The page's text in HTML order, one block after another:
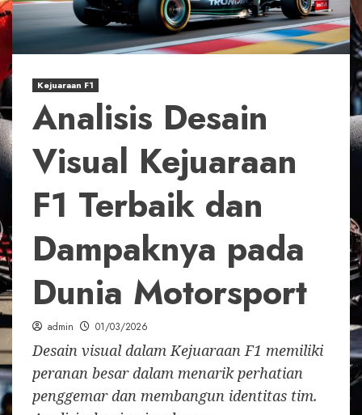
Kejuaraan F1
Analisis Desain
Visual Kejuaraan
F1 Terbaik dan
Dampaknya pada
Dunia Motorsport
admin 01/03/2026
Desain visual dalam Kejuaraan F1 memiliki
peranan besar dalam menarik perhatian
penggemar dan membangun identitas tim.